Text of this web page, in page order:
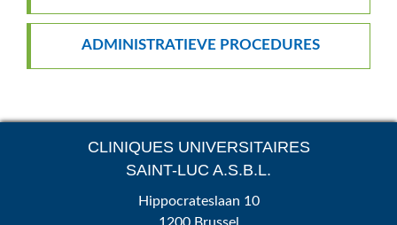
ADMINISTRATIEVE PROCEDURES
CLINIQUES UNIVERSITAIRES
SAINT-LUC A.S.B.L.
Hippocrateslaan 10